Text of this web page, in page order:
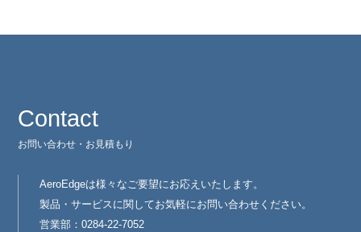
Contact
お問い合わせ・お見積もり
AeroEdgeは様々なご要望にお応えいたします。
製品・サービスに関してお気軽にお問い合わせください。
営業部：0284-22-7052